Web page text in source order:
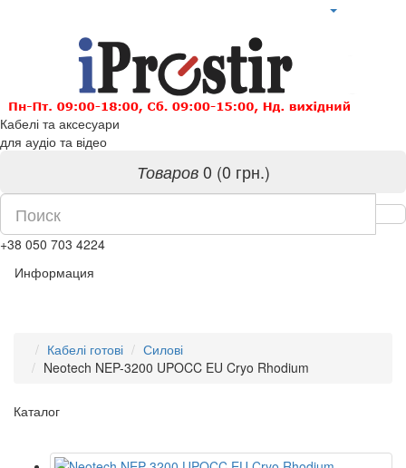
Кабелі та аксесуари
для аудіо та відео
Товаров0 (0 грн.)
+38 050 703 4224
Информация
Кабелі готові
Силові
Neotech NEP-3200 UPOCC EU Cryo Rhodium
Каталог